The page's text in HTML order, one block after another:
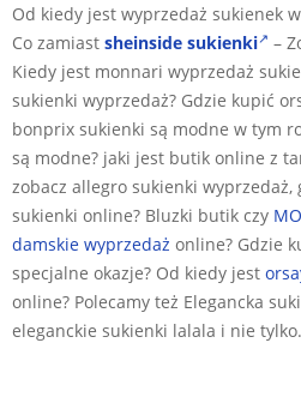
Od kiedy jest wyprzedaż sukienek
Co zamiast sheinside sukienki
–
Kiedy jest monnari wyprzedaż
sukienki wyprzedaż? Gdzie kupić
bonprix sukienki są modne w tym
są modne? jaki jest butik online z
zobacz allegro sukienki
sukienki online? Bluzki butik czy
damskie wyprzedaż online? Gdzie
specjalne okazje? Od kiedy jest
online? Polecamy też Elegancka
eleganckie sukienki lalala i nie tylko.